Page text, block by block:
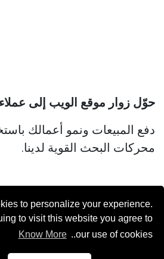
to personalize your experience.
to visit this website you agree to
our use of cookies..
Know More
حوّل زوار موقع الويب إلى عملاء
دفع المبيعات ونمو أعمالك
محركات البحث القوية لدينا.
ODOOTEC KSA